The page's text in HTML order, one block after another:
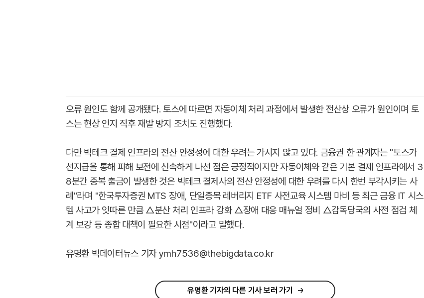
오류 원인도 함께 공개됐다. 토스에 따르면 자동이체 처리 과정에서 발생한 전산상 오류가 원인이며 토
스는 현상 인지 직후 재발 방지 조치도 진행했다.
다만 빅테크 결제 인프라의 전산 안정성에 대한 우려는 가시지 않고 있다. 금융권 한 관계자는 "토스가
선지급을 통해 피해 보전에 신속하게 나선 점은 긍정적이지만 자동이체와 같은 기본 결제 인프라에서 3
8분간 중복 출금이 발생한 것은 빅테크 결제사의 전산 안정성에 대한 우려를 다시 한번 부각시키는 사
례"라며 "한국투자증권 MTS 장애, 단일종목 레버리지 ETF 사전교육 시스템 마비 등 최근 금융 IT 시스
템 사고가 잇따른 만큼 △분산 처리 인프라 강화 △장애 대응 매뉴얼 정비 △감독당국의 사전 점검 체
계 보강 등 종합 대책이 필요한 시점"이라고 말했다.
유명환 빅데이터뉴스 기자 ymh7536@thebigdata.co.kr
유명환 기자의 다른 기사 보러 가기